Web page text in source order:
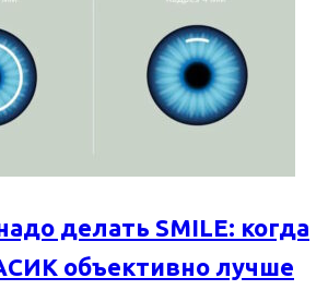
делать SMILE: когда
объективно лучше